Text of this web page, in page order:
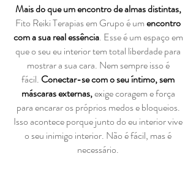
Mais do que um encontro de almas distintas,
Fito Reiki Terapias em Grupo é umencontro
com a sua real essência. Esse é um espaço em
que o seu eu interior tem total liberdade para
mostrar a sua cara. Nem sempre isso é
fácil. Conectar-se com o seu íntimo, sem
máscaras externas,exige coragem e força
para encarar os próprios medos e bloqueios.
Isso acontece porque junto do eu interior vive
o seu inimigo interior. Não é fácil, mas é
necessário.